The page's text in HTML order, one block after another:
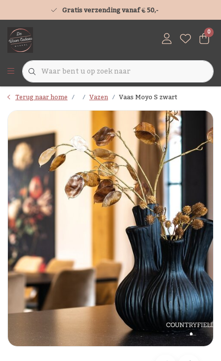
Gratis verzending vanaf € 50,-
0
Terug naar home Vazen Vaas Moyo S zwart